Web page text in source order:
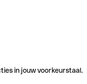
in jouw voorkeurstaal.